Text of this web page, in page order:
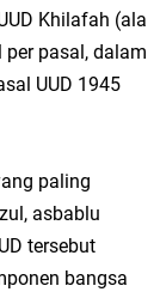
Khilafah (ala
pasal, dalam
UUD 1945
paling
asbablu
tersebut
bangsa